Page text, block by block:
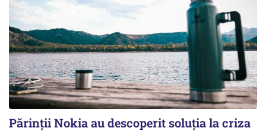
Părinții Nokia au descoperit soluția la criza